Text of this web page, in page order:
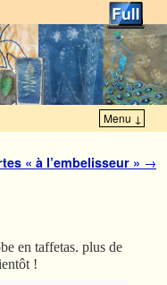
Menu ↓
« à l’embelisseur » →
en taffetas. plus de
!